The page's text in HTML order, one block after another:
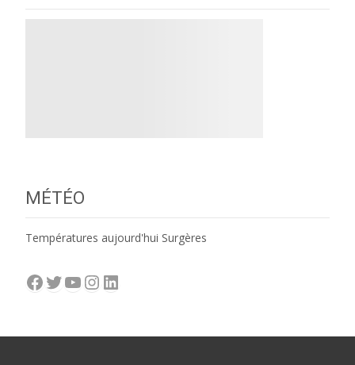
MÉTÉO
Températures aujourd'hui Surgères
Facebook
Twitter
YouTube
Instagram
LinkedIn